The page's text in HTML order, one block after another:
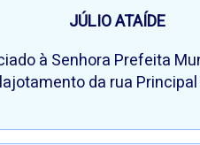
JÚLIO ATAÍDE
à Senhora Prefeita
da rua